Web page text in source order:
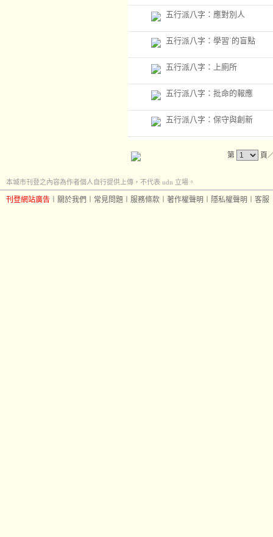
五行派八字：應對別人
五行派八字：學習˙的盲點
五行派八字：上廁所
五行派八字：批命的報應
五行派八字：保守與創新
第 頁
本城市刊登之內容為作者個人自行提供上傳，不代表 udn 立場。
刊登網站廣告 關於我們 常見問題 服務條款 著作權聲明 隱私權聲明 客服